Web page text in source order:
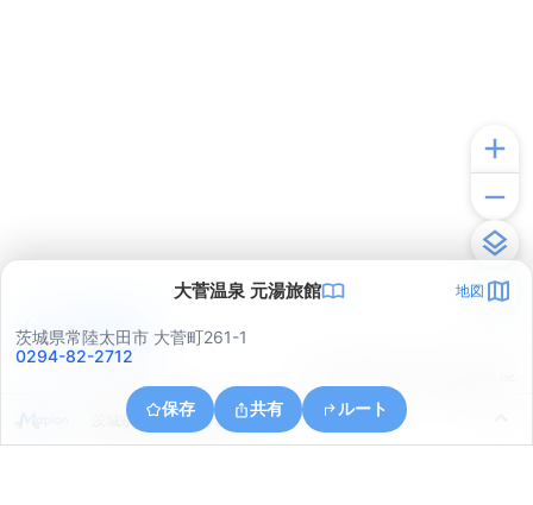
大菅温泉 元湯旅館 地図
茨城県常陸太田市 大菅町261-1
0294-82-2712
保存 共有 ルート
茨城県常陸太田市大菅町
アプリで見る